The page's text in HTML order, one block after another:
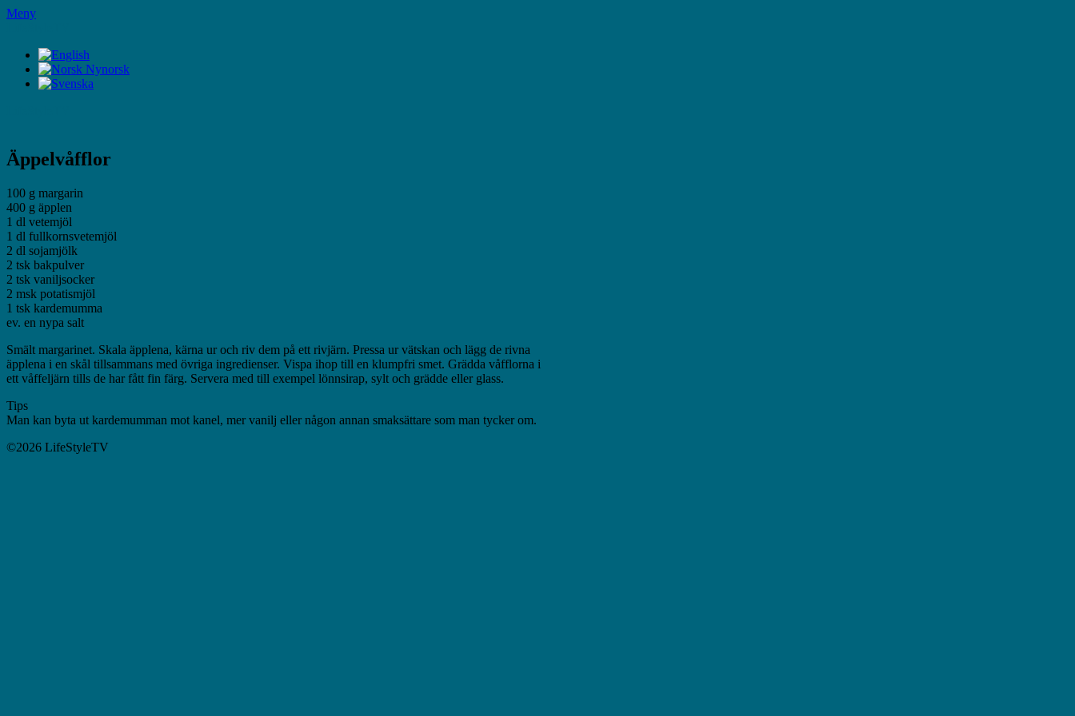
Hoppa
Meny
Äppelvåfflor
100 g margarin
400 g äpplen
1 dl vetemjöl
1 dl fullkornsvetemjöl
2 dl sojamjölk
2 tsk bakpulver
2 tsk vaniljsocker
2 msk potatismjöl
1 tsk kardemumma
ev. en nypa salt
Smält margarinet. Skala äpplena, kärna ur och riv dem på ett rivjärn. Pressa ur vätskan och lägg de rivna
äpplena i en skål tillsammans med övriga ingredienser. Vispa ihop till en klumpfri smet. Grädda våfflorna i
ett våffeljärn tills de har fått fin färg. Servera med till exempel lönnsirap, sylt och grädde eller glass.
Tips
Man kan byta ut kardemumman mot kanel, mer vanilj eller någon annan smaksättare som man tycker om.
©2026 LifeStyleTV